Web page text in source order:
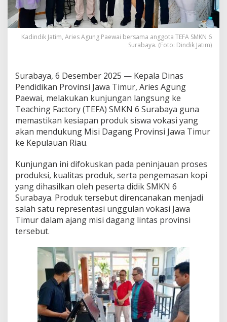
a
p
a
n
S
M
K
N
S
u
b
y
u
n
t
u
u
k
u
n
g
M
i
s
Kadindik Jatim, Aries Agung Paewai bersama anggota TEFA SMKN 6
Surabaya. (Foto: Dindik Jatim)
Surabaya, 6 Desember 2025 — Kepala Dinas
Pendidikan Provinsi Jawa Timur, Aries Agung
Paewai, melakukan kunjungan langsung ke
Teaching Factory (TEFA) SMKN 6 Surabaya guna
memastikan kesiapan produk siswa vokasi yang
akan mendukung Misi Dagang Provinsi Jawa Timur
ke Kepulauan Riau.
Kunjungan ini difokuskan pada peninjauan proses
produksi, kualitas produk, serta pengemasan kopi
yang dihasilkan oleh peserta didik SMKN 6
Surabaya. Produk tersebut direncanakan menjadi
salah satu representasi unggulan vokasi Jawa
Timur dalam ajang misi dagang lintas provinsi
tersebut.